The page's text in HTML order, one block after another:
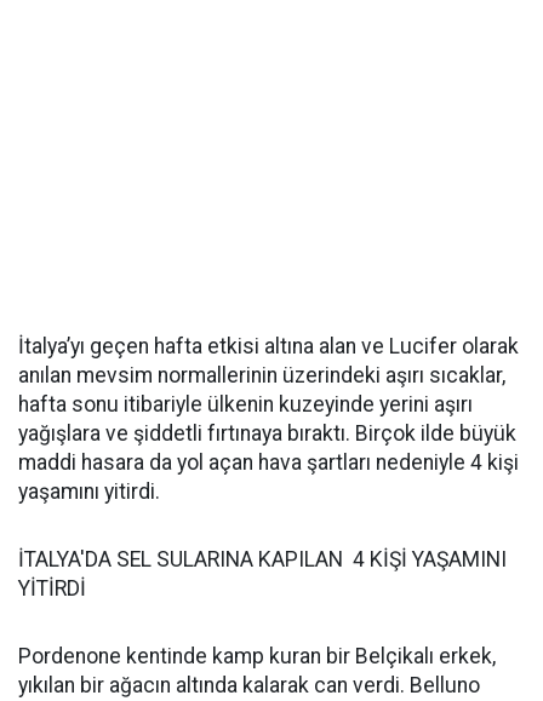
İtalya’yı geçen hafta etkisi altına alan ve Lucifer olarak
anılan mevsim normallerinin üzerindeki aşırı sıcaklar,
hafta sonu itibariyle ülkenin kuzeyinde yerini aşırı
yağışlara ve şiddetli fırtınaya bıraktı. Birçok ilde büyük
maddi hasara da yol açan hava şartları nedeniyle 4 kişi
yaşamını yitirdi.
İTALYA'DA SEL SULARINA KAPILAN 4 KİŞİ YAŞAMINI
YİTİRDİ
Pordenone kentinde kamp kuran bir Belçikalı erkek,
yıkılan bir ağacın altında kalarak can verdi. Belluno